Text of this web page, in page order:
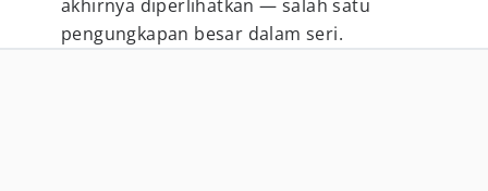
akhirnya diperlihatkan — salah satu
pengungkapan besar dalam seri.